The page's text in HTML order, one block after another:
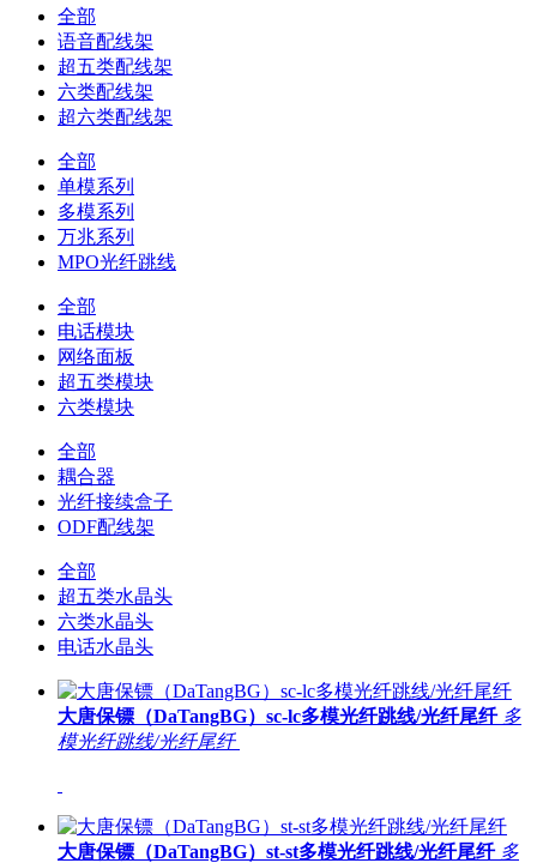
全部
语音配线架
超五类配线架
六类配线架
超六类配线架
全部
单模系列
多模系列
万兆系列
MPO光纤跳线
全部
电话模块
网络面板
超五类模块
六类模块
全部
耦合器
光纤接续盒子
ODF配线架
全部
超五类水晶头
六类水晶头
电话水晶头
大唐保镖（DaTangBG）sc-lc多模光纤跳线/光纤尾纤 多
模光纤跳线/光纤尾纤
大唐保镖（DaTangBG）st-st多模光纤跳线/光纤尾纤 多